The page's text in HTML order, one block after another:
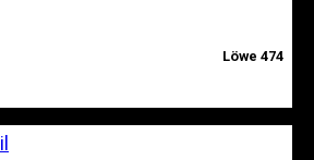
Löwe 474